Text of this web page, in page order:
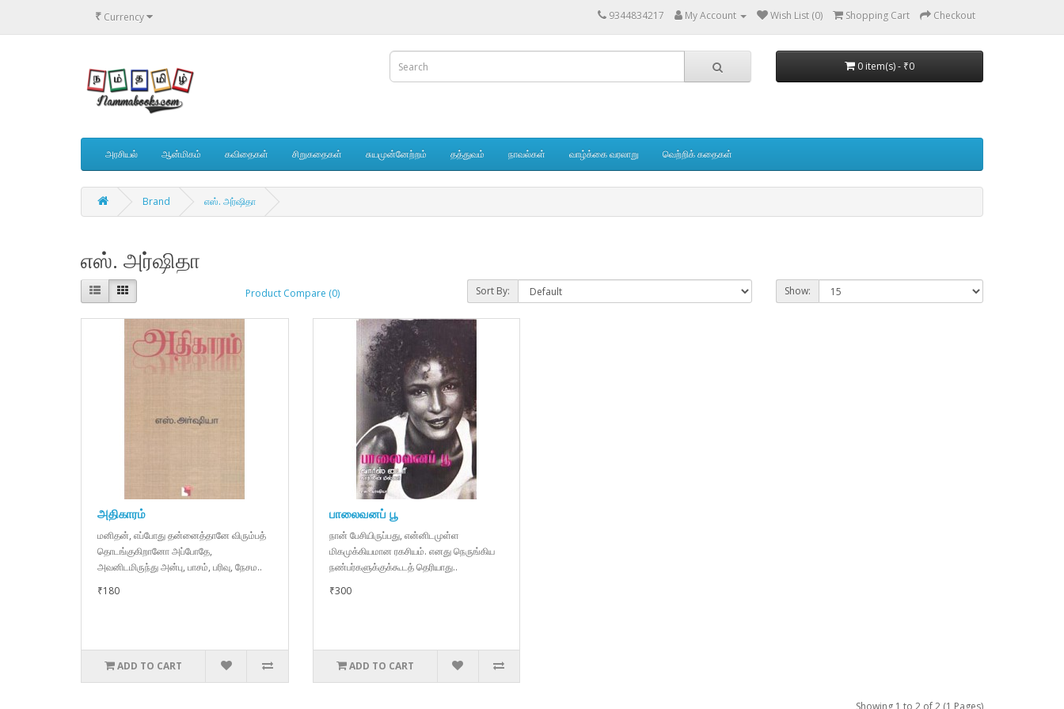
₹ Currency 9344834217 My Account Wish List (0) Shopping Cart Checkout
0 item(s) - ₹0
அரசியல் ஆன்மிகம் கவிதைகள் சிறுகதைகள் சுயமுன்னேற்றம் தத்துவம் நாவல்கள் வாழ்க்கை வரலாறு வெற்றிக் கதைகள்
Brand எஸ். அர்ஷிதா
எஸ். அர்ஷிதா
Product Compare (0) Sort By: Show:
அதிகாரம்
மனிதன், எப்போது தன்னைத்தானே விரும்பத்
தொடங்குகிறானோ அப்போதே,
அவனிடமிருந்து அன்பு, பாசம், பரிவு, நேசம..
₹180
ADD TO CART
பாலைவனப் பூ
நான் பேசியிருப்பது, என்னிடமுள்ள
மிகமுக்கியமான ரகசியம். எனது நெருங்கிய
நண்பர்களுக்குக்கூடத் தெரியாது..
₹300
ADD TO CART
Showing 1 to 2 of 2 (1 Pages)